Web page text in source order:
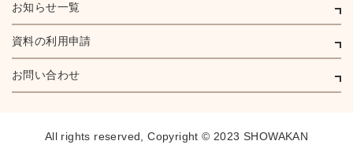
お知らせ一覧
資料の利用申請
お問い合わせ
All rights reserved,Copyright © 2023 SHOWAKAN